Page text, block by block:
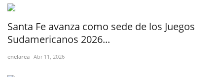
Santa Fe avanza como sede de los Juegos
Sudamericanos 2026...
enelarea Abr 11, 2026